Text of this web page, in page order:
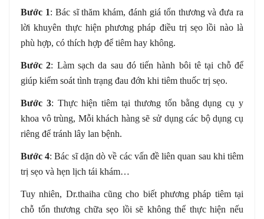
Bước 1: Bác sĩ thăm khám, đánh giá tổn thương và đưa ra
lời khuyên thực hiện phương pháp điều trị sẹo lồi nào là
phù hợp, có thích hợp để tiêm hay không.
Bước 2: Làm sạch da sau đó tiến hành bôi tê tại chỗ để
giúp kiểm soát tình trạng đau đớn khi tiêm thuốc trị sẹo.
Bước 3: Thực hiện tiêm tại thương tổn bằng dụng cụ y
khoa vô trùng, Mỗi khách hàng sẽ sử dụng các bộ dụng cụ
riêng để tránh lây lan bệnh.
Bước 4: Bác sĩ dặn dò về các vấn đề liên quan sau khi tiêm
trị sẹo và hẹn lịch tái khám…
Tuy nhiên, Dr.thaiha cũng cho biết phương pháp tiêm tại
chỗ tổn thương chữa sẹo lồi sẽ không thể thực hiện nếu